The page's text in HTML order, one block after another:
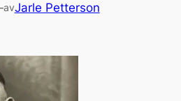
avJarle Petterson